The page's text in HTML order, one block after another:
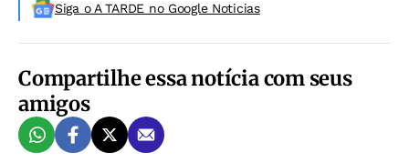
Siga o A TARDE no Google Noticias
Compartilhe essa notícia com seus
amigos